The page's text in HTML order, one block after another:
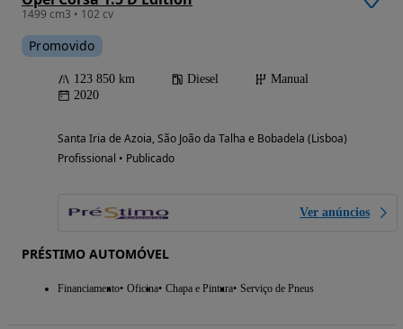
1499 cm3 • 102 cv
Promovido
123 850 km Diesel
Manual
2020
Santa Iria de Azoia, São João da Talha e Bobadela (Lisboa)
Profissional • Publicado
Ver anúncios
PRÉSTIMO AUTOMÓVEL
Financiamento Oficina Chapa e Pintura Serviço de Pneus